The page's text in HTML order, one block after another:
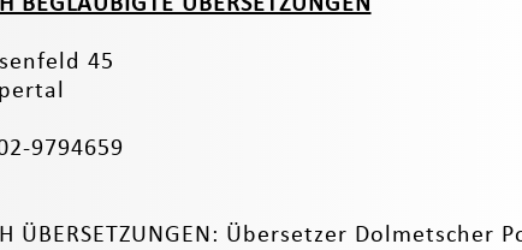
45
9794659
ÜBERSETZUNGEN: Übersetzer